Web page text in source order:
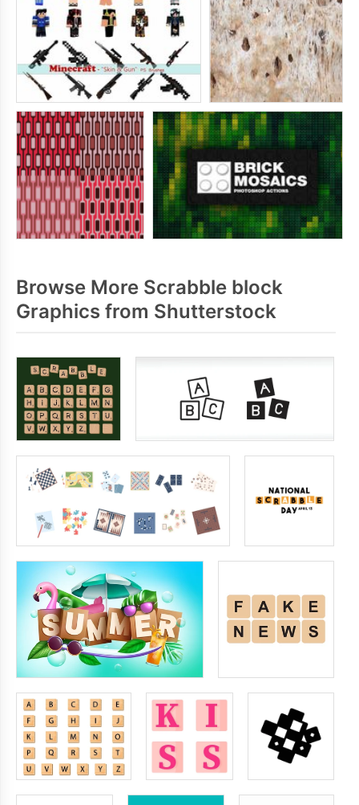
Browse More Scrabble block
Graphics from Shutterstock